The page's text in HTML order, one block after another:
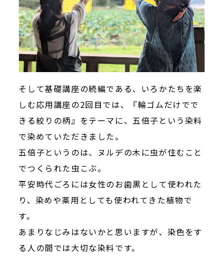
そして基礎講座の続編である、いろかたちを楽
しむ応用講座の2回目では、『輪ゴムだけでで
きる絞りの柄』をテーマに、五倍子という染料
で染めていただきました。
五倍子というのは、ヌルデの木に虫が住むこと
でつくられた虫こぶ。
平安時代ごろには女性のお歯黒として使われた
り、染めや薬用としても使われてきた植物で
す。
あまりなじみはないかと思いますが、染色をす
る人の間では大切な染料です。